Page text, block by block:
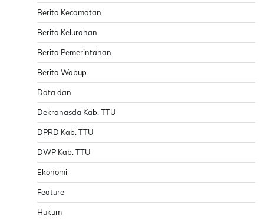
Berita Kecamatan
Berita Kelurahan
Berita Pemerintahan
Berita Wabup
Data dan
Dekranasda Kab. TTU
DPRD Kab. TTU
DWP Kab. TTU
Ekonomi
Feature
Hukum